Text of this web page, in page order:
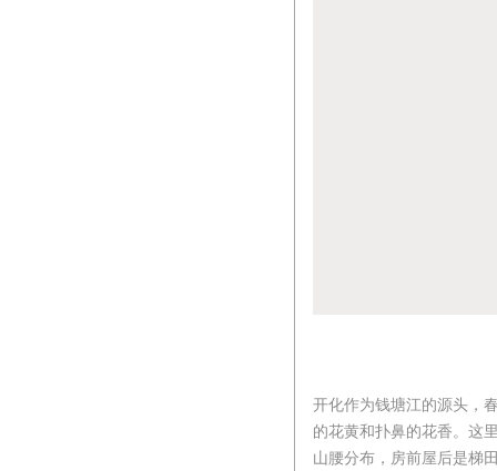
开化作为钱塘江的源头，
的花黄和扑鼻的花香。这
山腰分布，房前屋后是梯